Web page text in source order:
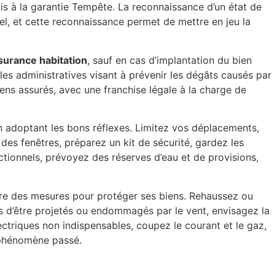
à la garantie Tempête. La reconnaissance d’un état de
et cette reconnaissance permet de mettre en jeu la
habitation, sauf en cas d’implantation du bien
administratives visant à prévenir les dégâts causés par
assurés, avec une franchise légale à la charge de
les bons réflexes. Limitez vos déplacements,
fenêtres, préparez un kit de sécurité, gardez les
prévoyez des réserves d’eau et de provisions,
mesures pour protéger ses biens. Rehaussez ou
projetés ou endommagés par le vent, envisagez la
non indispensables, coupez le courant et le gaz,
passé.